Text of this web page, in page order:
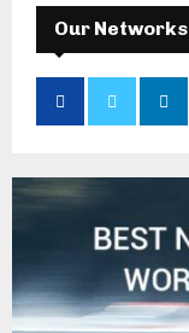
Our Networks